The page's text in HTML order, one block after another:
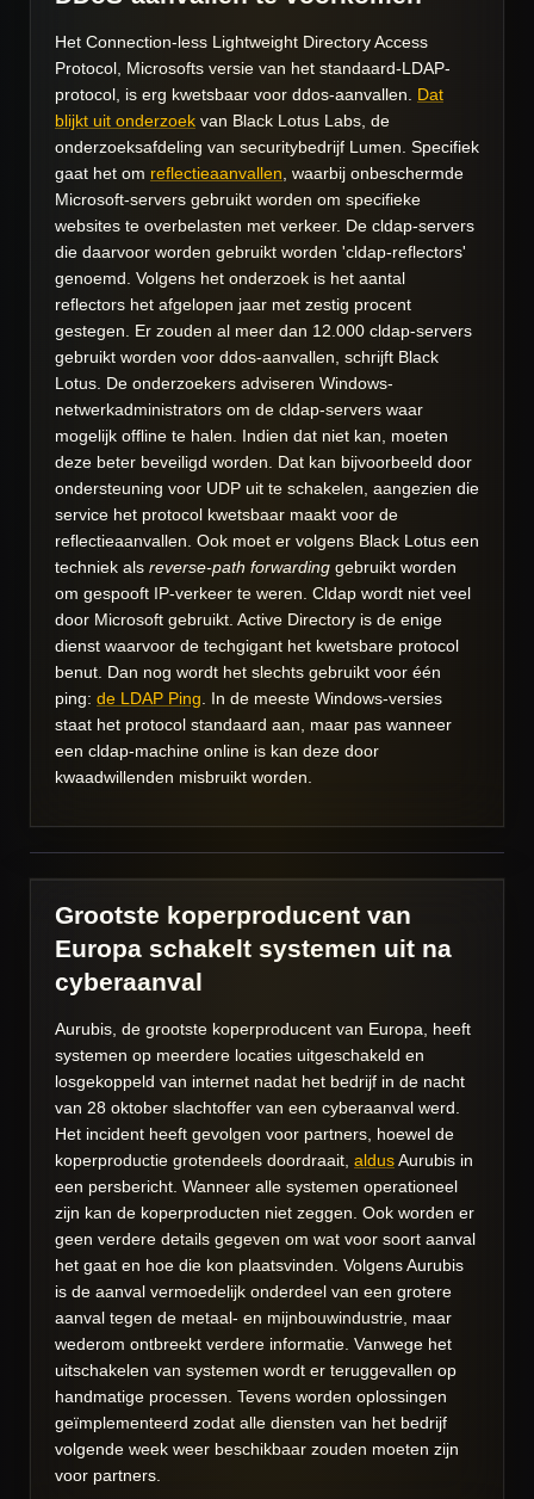
Het Connection-less Lightweight Directory Access
Protocol, Microsofts versie van het standaard-LDAP-
protocol, is erg kwetsbaar voor ddos-aanvallen. Dat
blijkt uit onderzoek van Black Lotus Labs, de
onderzoeksafdeling van securitybedrijf Lumen. Specifiek
gaat het om reflectieaanvallen , waarbij onbeschermde
Microsoft-servers gebruikt worden om specifieke
websites te overbelasten met verkeer. De cldap-servers
die daarvoor worden gebruikt worden 'cldap-reflectors'
genoemd. Volgens het onderzoek is het aantal
reflectors het afgelopen jaar met zestig procent
gestegen. Er zouden al meer dan 12.000 cldap-servers
gebruikt worden voor ddos-aanvallen, schrijft Black
Lotus. De onderzoekers adviseren Windows-
netwerkadministrators om de cldap-servers waar
mogelijk offline te halen. Indien dat niet kan, moeten
deze beter beveiligd worden. Dat kan bijvoorbeeld door
ondersteuning voor UDP uit te schakelen, aangezien die
service het protocol kwetsbaar maakt voor de
reflectieaanvallen. Ook moet er volgens Black Lotus een
techniek als reverse-path forwarding gebruikt worden
om gespooft IP-verkeer te weren. Cldap wordt niet veel
door Microsoft gebruikt. Active Directory is de enige
dienst waarvoor de techgigant het kwetsbare protocol
benut. Dan nog wordt het slechts gebruikt voor één
ping: de LDAP Ping . In de meeste Windows-versies
staat het protocol standaard aan, maar pas wanneer
een cldap-machine online is kan deze door
kwaadwillenden misbruikt worden.
Grootste koperproducent van
Europa schakelt systemen uit na
cyberaanval
Aurubis, de grootste koperproducent van Europa, heeft
systemen op meerdere locaties uitgeschakeld en
losgekoppeld van internet nadat het bedrijf in de nacht
van 28 oktober slachtoffer van een cyberaanval werd.
Het incident heeft gevolgen voor partners, hoewel de
koperproductie grotendeels doordraait, aldusAurubis in
een persbericht. Wanneer alle systemen operationeel
zijn kan de koperproducten niet zeggen. Ook worden er
geen verdere details gegeven om wat voor soort aanval
het gaat en hoe die kon plaatsvinden. Volgens Aurubis
is de aanval vermoedelijk onderdeel van een grotere
aanval tegen de metaal- en mijnbouwindustrie, maar
wederom ontbreekt verdere informatie. Vanwege het
uitschakelen van systemen wordt er teruggevallen op
handmatige processen. Tevens worden oplossingen
geïmplementeerd zodat alle diensten van het bedrijf
volgende week weer beschikbaar zouden moeten zijn
voor partners.